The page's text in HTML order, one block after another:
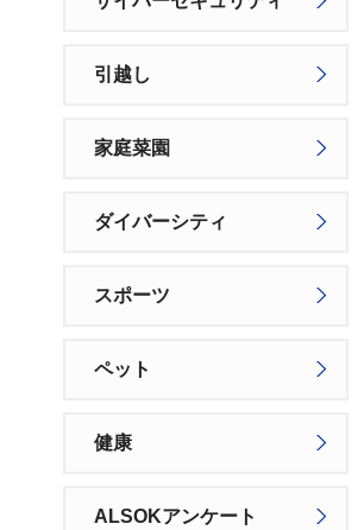
引越し
家庭菜園
ダイバーシティ
スポーツ
ペット
健康
ALSOKアンケート